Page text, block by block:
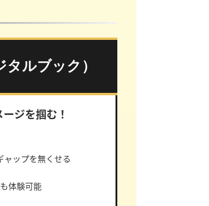
ルブック）
ジを掴む！
ャップを無くせる
も体験可能